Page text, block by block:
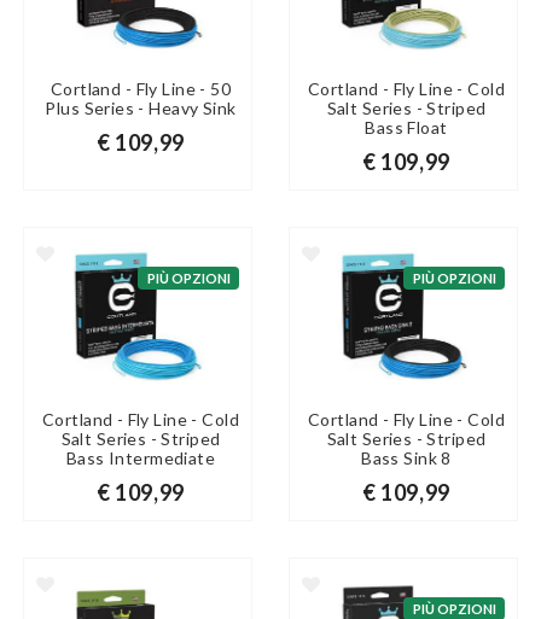
Cortland - Fly Line - 50
Plus Series - Heavy Sink
€ 109,99
Cortland - Fly Line - Cold
Salt Series - Striped
Bass Float
€ 109,99
PIÙ OPZIONI
Cortland - Fly Line - Cold
Salt Series - Striped
Bass Intermediate
€ 109,99
PIÙ OPZIONI
Cortland - Fly Line - Cold
Salt Series - Striped
Bass Sink 8
€ 109,99
PIÙ OPZIONI